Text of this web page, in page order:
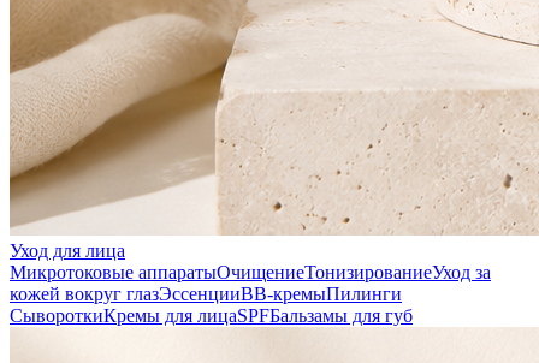
Уход для лица
Микротоковые аппаратыОчищениеТонизированиеУход за
кожей вокруг глазЭссенцииВВ-кремыПилинги
СывороткиКремы для лицаSPFБальзамы для губ